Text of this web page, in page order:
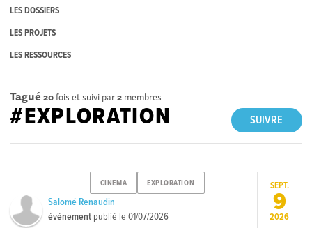
LES DOSSIERS
LES PROJETS
LES RESSOURCES
Tagué 20fois et suivi par2 membres
SUIVRE
#EXPLORATION
CINEMA EXPLORATION
Salomé Renaudin
événement publié le01/07/2026
SEPT.
9
2026